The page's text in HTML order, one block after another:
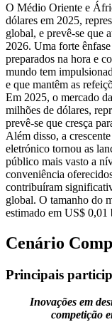
O Médio Oriente e
dólares em 2025,
global, e prevê-se que
2026. Uma forte
preparados na hora e
mundo tem
e que mantêm as
Em 2025, o mercado
milhões de dólares,
prevê-se que cresça
Além disso, a
eletrónico tornou as
público mais vasto a
conveniência
contribuíram
global. O tamanho do
estimado em US$ 0,01
Cenário
Principais
Inovações em
competição